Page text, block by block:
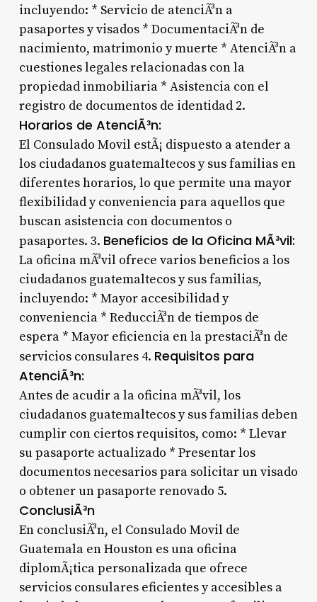
incluyendo: * Servicio de atenciÃ³n a
pasaportes y visados * DocumentaciÃ³n de
nacimiento, matrimonio y muerte * AtenciÃ³n a
cuestiones legales relacionadas con la
propiedad inmobiliaria * Asistencia con el
registro de documentos de identidad 2.
Horarios de AtenciÃ³n:
El Consulado Movil estÃ¡ dispuesto a atender a
los ciudadanos guatemaltecos y sus familias en
diferentes horarios, lo que permite una mayor
flexibilidad y conveniencia para aquellos que
buscan asistencia con documentos o
pasaportes. 3. Beneficios de la Oficina MÃ³vil:
La oficina mÃ³vil ofrece varios beneficios a los
ciudadanos guatemaltecos y sus familias,
incluyendo: * Mayor accesibilidad y
conveniencia * ReducciÃ³n de tiempos de
espera * Mayor eficiencia en la prestaciÃ³n de
servicios consulares 4. Requisitos para
AtenciÃ³n:
Antes de acudir a la oficina mÃ³vil, los
ciudadanos guatemaltecos y sus familias deben
cumplir con ciertos requisitos, como: * Llevar
su pasaporte actualizado * Presentar los
documentos necesarios para solicitar un visado
o obtener un pasaporte renovado 5.
ConclusiÃ³n
En conclusiÃ³n, el Consulado Movil de
Guatemala en Houston es una oficina
diplomÃ¡tica personalizada que ofrece
servicios consulares eficientes y accesibles a